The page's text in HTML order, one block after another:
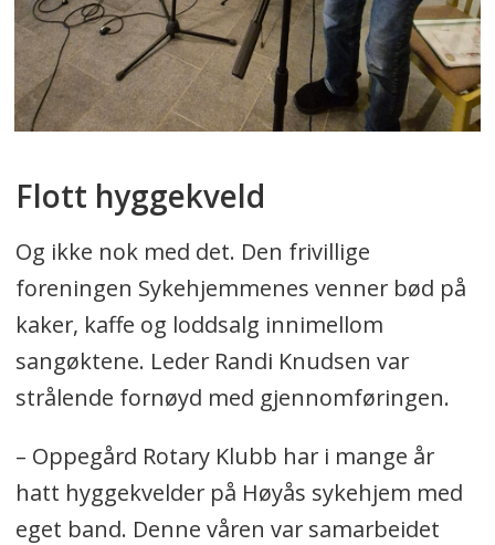
Flott hyggekveld
Og ikke nok med det. Den frivillige
foreningen Sykehjemmenes venner bød på
kaker, kaffe og loddsalg innimellom
sangøktene. Leder Randi Knudsen var
strålende fornøyd med gjennomføringen.
– Oppegård Rotary Klubb har i mange år
hatt hyggekvelder på Høyås sykehjem med
eget band. Denne våren var samarbeidet